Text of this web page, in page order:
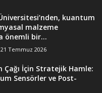
kuantum
malzeme
önemli bir...
21 Temmuz 2026
Çağı İçin Stratejik Hamle:
Sensörler ve Post-